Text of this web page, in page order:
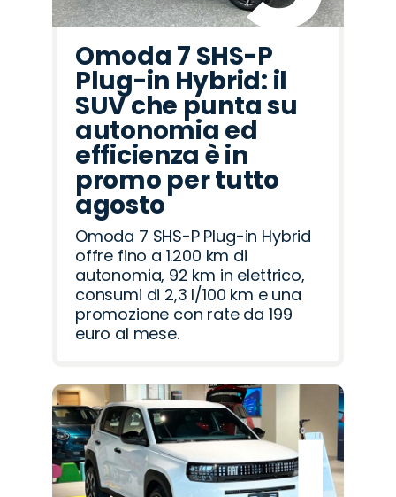
Omoda 7 SHS-P
Plug-in Hybrid: il
SUV che punta su
autonomia ed
efficienza è in
promo per tutto
agosto
Omoda 7 SHS-P Plug-in Hybrid
offre fino a 1.200 km di
autonomia, 92 km in elettrico,
consumi di 2,3 l/100 km e una
promozione con rate da 199
euro al mese.